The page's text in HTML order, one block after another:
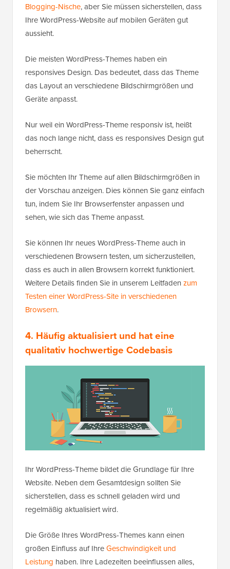
Blogging-Nische, aber Sie müssen sicherstellen, dass
Ihre WordPress-Website auf mobilen Geräten gut
aussieht.
Die meisten WordPress-Themes haben ein
responsives Design. Das bedeutet, dass das Theme
das Layout an verschiedene Bildschirmgrößen und
Geräte anpasst.
Nur weil ein WordPress-Theme responsiv ist, heißt
das noch lange nicht, dass es responsives Design gut
beherrscht.
Sie möchten Ihr Theme auf allen Bildschirmgrößen in
der Vorschau anzeigen. Dies können Sie ganz einfach
tun, indem Sie Ihr Browserfenster anpassen und
sehen, wie sich das Theme anpasst.
Sie können Ihr neues WordPress-Theme auch in
verschiedenen Browsern testen, um sicherzustellen,
dass es auch in allen Browsern korrekt funktioniert.
Weitere Details finden Sie in unserem Leitfaden zum
Testen einer WordPress-Site in verschiedenen
Browsern.
4. Häufig aktualisiert und hat eine
qualitativ hochwertige Codebasis
Ihr WordPress-Theme bildet die Grundlage für Ihre
Website. Neben dem Gesamtdesign sollten Sie
sicherstellen, dass es schnell geladen wird und
regelmäßig aktualisiert wird.
Die Größe Ihres WordPress-Themes kann einen
großen Einfluss auf IhreGeschwindigkeit und
Leistung haben. Ihre Ladezeiten beeinflussen alles,